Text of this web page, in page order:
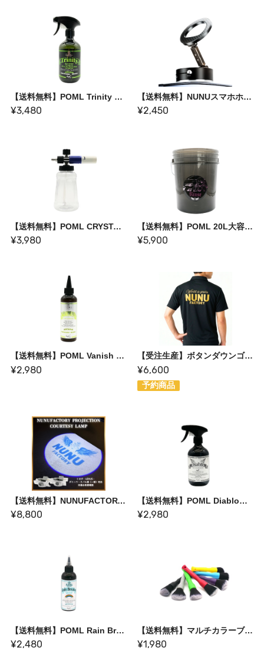
【送料無料】POML Trinity クイックディテーラー〈洗浄・保護・艶出しが1本で解決〉
¥3,480
【送料無料】NUNUスマホホルダー〈強力マグネットで簡単脱着〉
¥2,450
【送料無料】POML CRYSTAL FORM CANNON〈軽量でモコモコ泡フォーム洗車〉【BASE限定販売】
¥3,980
【送料無料】POML 20L大容量半透明バケツ〈BASE限定商品〉
¥5,900
【送料無料】POML Vanish 〈多機能油分除去剤〉1本で水垢・油汚れ・コーティングリセット
¥2,980
【受注生産】ボタンダウンゴールドプリントポロ〈限定ステッカー付〉
¥6,600
予約商品
【送料無料】NUNUFACTORYプロジェクションカーテシライト
¥8,800
【送料無料】POML Diablo（車内消臭剤/ホワイトムスクの香りで車内のニオイを軽減！）
¥2,980
【送料無料】POML Rain Breaker
¥2,480
【送料無料】マルチカラーブラシ〈ガレージを彩るカラフルブラシ〉
¥1,980